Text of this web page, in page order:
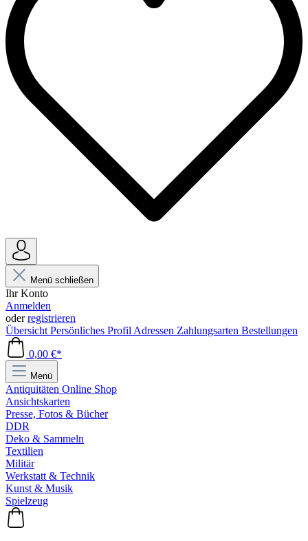
Menü schließen
Ihr Konto
Anmelden
oderregistrieren
Übersicht Persönliches Profil Adressen Zahlungsarten Bestellungen
0,00 €*
Menü
Antiquitäten Online Shop
Ansichtskarten
Presse, Fotos & Bücher
DDR
Deko & Sammeln
Textilien
Militär
Werkstatt & Technik
Kunst & Musik
Spielzeug